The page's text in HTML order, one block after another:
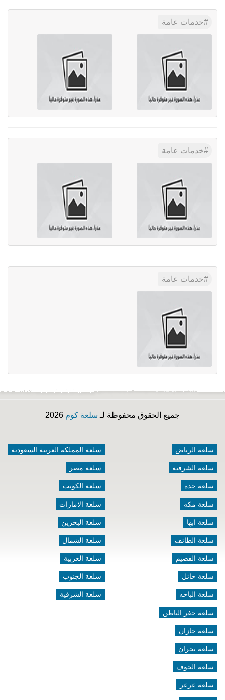
خدمات عامة
خدمات عامة
خدمات عامة
جميع الحقوق محفوظة لـ سلعة كوم
سلعة الرياض
سلعة الشرقيه
سلعة جده
سلعة مكه
سلعة ابها
سلعة الطائف
سلعة القصيم
سلعة حائل
سلعة الباحه
سلعة حفر الباطن
سلعة جازان
سلعة نجران
سلعة الجوف
سلعة عرعر
سلعة المملكه العربية السعودية
سلعة مصر
سلعة الكويت
سلعة الامارات
سلعة البحرين
سلعة الشمال
سلعة الغربية
سلعة الجنوب
سلعة الشرقية